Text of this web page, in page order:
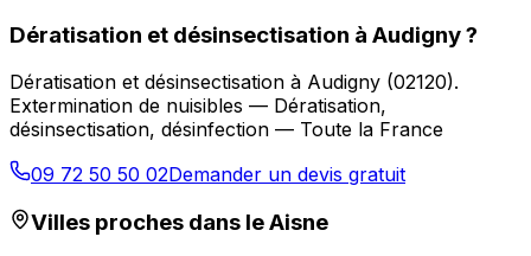
Dératisation et désinsectisation à Audigny?
Dératisation et désinsectisation à Audigny (02120).
Extermination de nuisibles — Dératisation,
désinsectisation, désinfection — Toute la France
09 72 50 50 02Demander un devis gratuit
Villes proches dans leAisne